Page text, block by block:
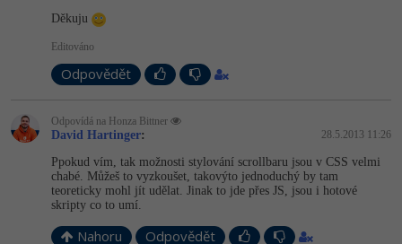
Spring
ASP.NET MVC
Best practices
MySQL/MariaDB
MS-SQL
SQLite
Grafik / UX/UI návrhář
3D grafik
Projektový manažer
Databázový analytik
Kotlin
C
SQL
Návrh SW -80%
Business
Kryptoměny
-30%
MS Office
Google Dokumenty
Time management
Adobe After Effects
Fotografování
Video
Ostatní
Děkuju
Editováno
Odpovědět
Odpovídá na Honza Bittner
David Hartinger: 28.5.2013 11:26
Ppokud vím, tak možnosti stylování scrollbaru jsou v CSS velmi
chabé. Můžeš to vyzkoušet, takovýto jednoduchý by tam
teoreticky mohl jít udělat. Jinak to jde přes JS, jsou i hotové
skripty co to umí.
Nahoru Odpovědět